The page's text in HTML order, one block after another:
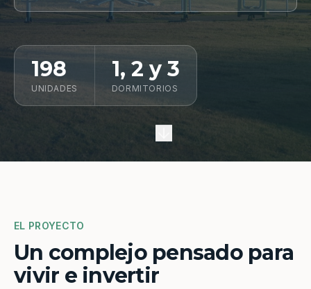
198
UNIDADES
1, 2 y 3
DORMITORIOS
EL PROYECTO
Un complejo pensado para
vivir e invertir